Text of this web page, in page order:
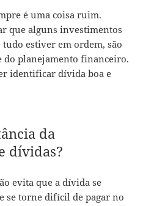
é uma coisa ruim.
que alguns investimentos
tudo estiver em ordem, são
do planejamento financeiro.
identificar dívida boa e
da
dívidas?
evita que a dívida se
se torne difícil de pagar no